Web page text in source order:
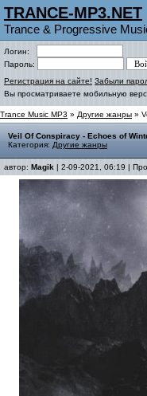
TRANCE-MP3.NET
Trance & Progressive
Логин:
Пароль:
Регистрация на сайте! Забыли
Вы просматриваете мобильную
Trance Music MP3 » Другие жанры »
Veil Of Conspiracy - Echoes of
Категория: Другие жанры
автор: Magik | 2-09-2021, 06:19 |